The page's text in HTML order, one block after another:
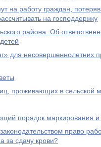
на работу граждан,
на господдержку
района: Об
для несовершеннолетних
проживающих в сельской
порядок маркирования и
право
за сдачу крови?